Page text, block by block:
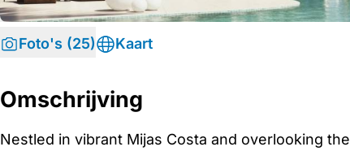
Foto's (25) Kaart
Omschrijving
Nestled in vibrant Mijas Costa and overlooking